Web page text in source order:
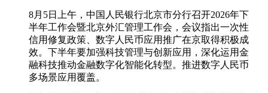
8月5日上午，中国人民银行北京市分行召开2026年下
半年工作会暨北京外汇管理工作会，会议指出一次性
信用修复政策、数字人民币应用推广在京取得积极成
效。下半年要加强科技管理与创新应用，深化运用金
融科技推动金融数字化智能化转型。推进数字人民币
多场景应用覆盖。